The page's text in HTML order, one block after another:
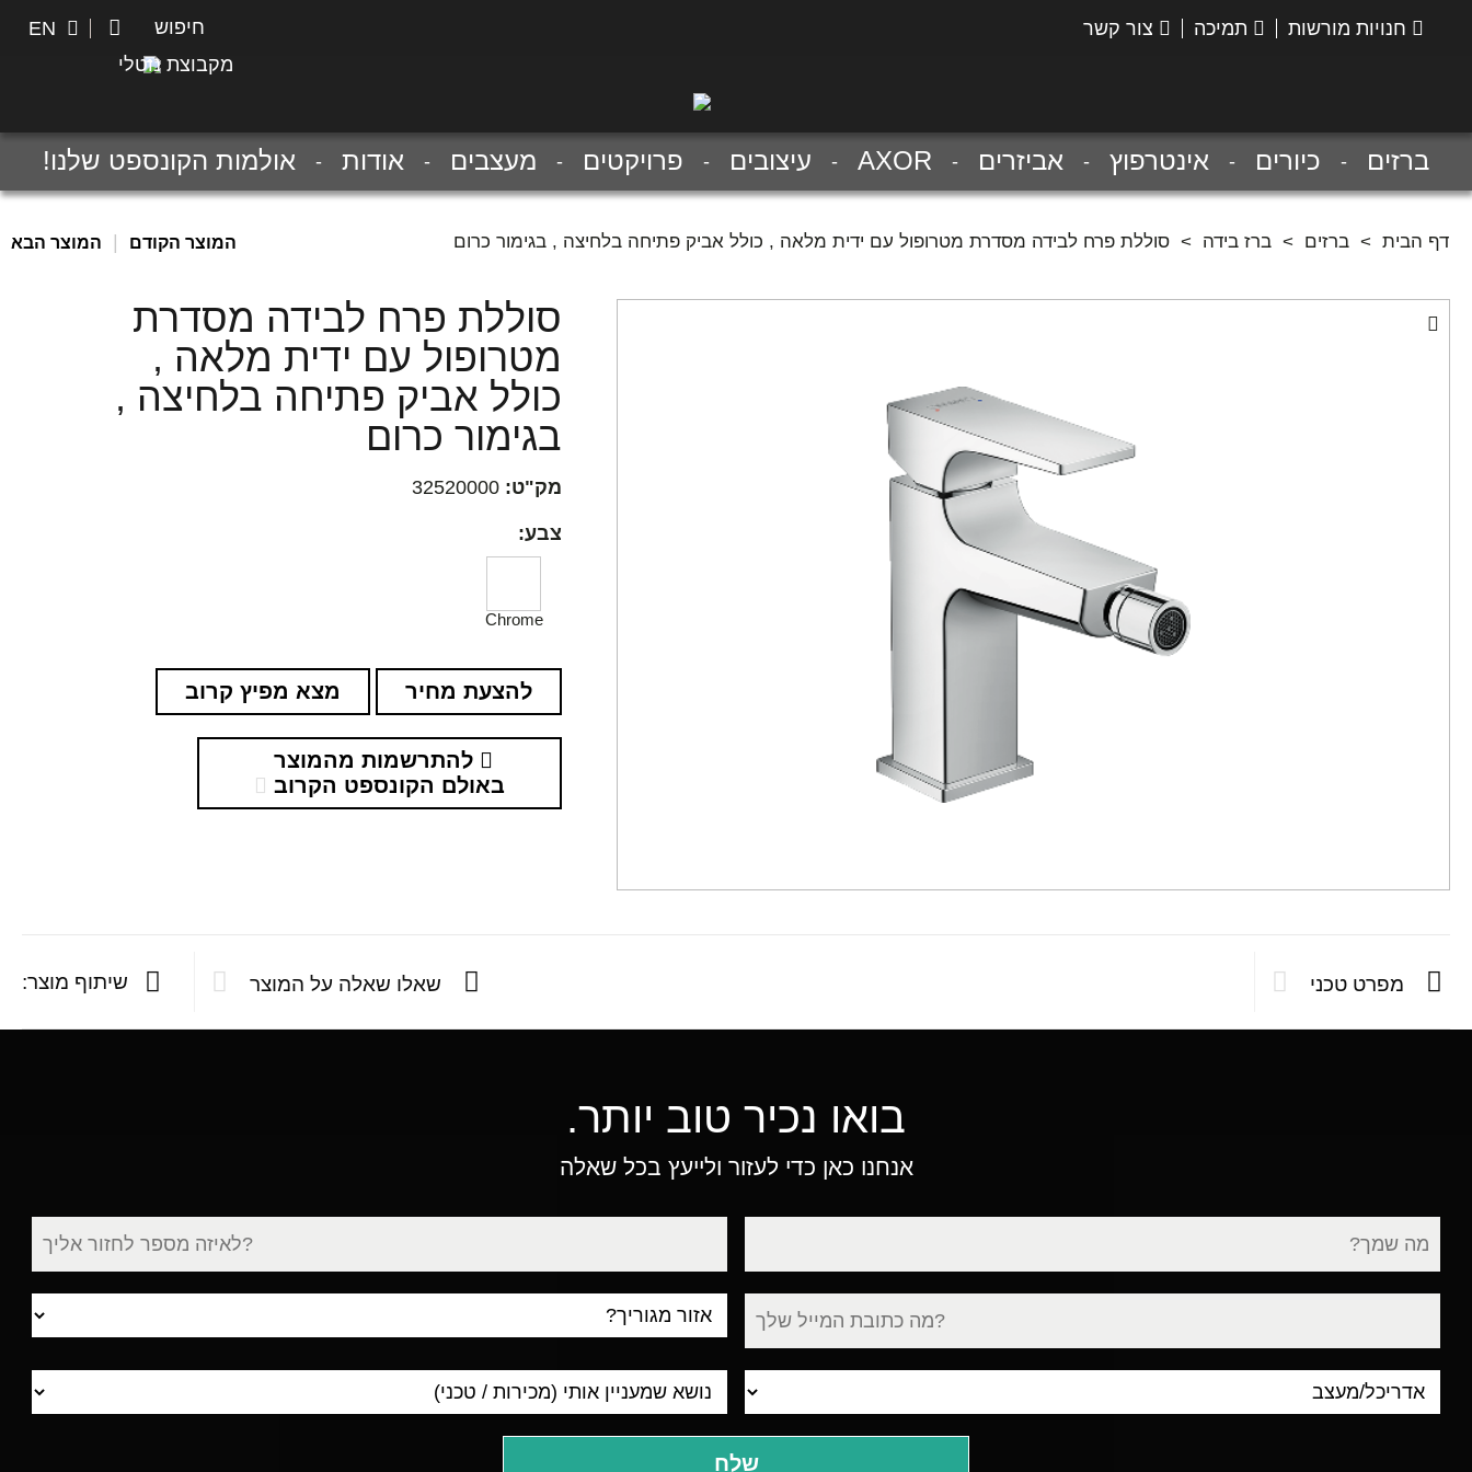
חנויות מורשות תמיכה צור קשר חיפוש EN
מקבוצת נוטלי
ברזים כיורים אינטרפוץ אביזרים AXOR עיצובים פרויקטים מעצבים אודות אולמות הקונספט שלנו!
דף הבית > ברזים > ברז בידה > סוללת פרח לבידה מסדרת מטרופול עם ידית מלאה , כולל אביק פתיחה בלחיצה , בגימור כרום המוצר הקודם המוצר הבא
סוללת פרח לבידה מסדרת
מטרופול עם ידית מלאה ,
כולל אביק פתיחה בלחיצה ,
בגימור כרום
מק"ט: 32520000
צבע:
Chrome
להצעת מחיר מצא מפיץ קרוב
להתרשמות מהמוצר
באולם הקונספט הקרוב
מפרט טכני שאלו שאלה על המוצר שיתוף מוצר:
בואו נכיר טוב יותר.
אנחנו כאן כדי לעזור ולייעץ בכל שאלה
עיר
מגורים